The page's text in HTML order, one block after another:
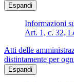
Espandi
Informazioni
Art. 1, c. 32,
Atti delle
distintamente per
Espandi